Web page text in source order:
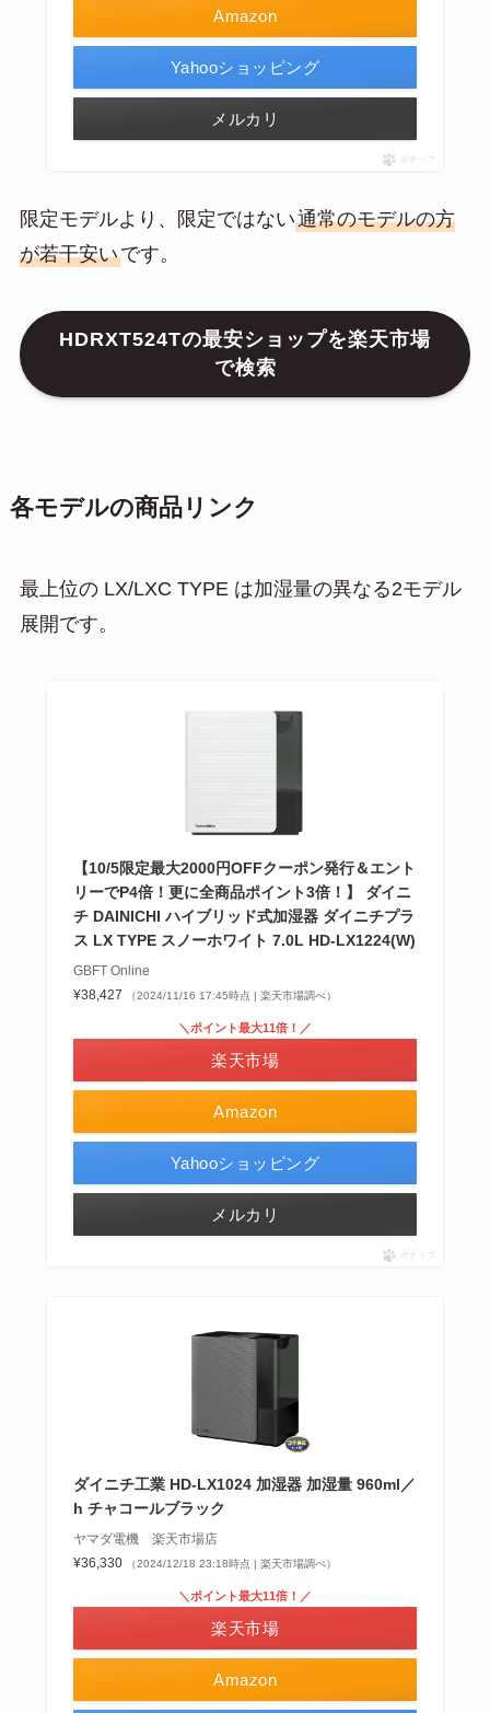
Amazon
Yahooショッピング
メルカリ
ポチップ
限定モデルより、限定ではない通常のモデルの方
が若干安いです。
HDRXT524Tの最安ショップを楽天市場
で検索
各モデルの商品リンク
最上位の LX/LXC TYPE は加湿量の異なる2モデル
展開です。
【10/5限定最大2000円OFFクーポン発行＆エント
リーでP4倍！更に全商品ポイント3倍！】 ダイニ
チ DAINICHI ハイブリッド式加湿器 ダイニチプラ
ス LX TYPE スノーホワイト 7.0L HD-LX1224(W)
GBFT Online
¥38,427
（2024/11/16 17:45時点 | 楽天市場調べ）
Amazon
＼ポイント最大11倍！／
楽天市場
Yahooショッピング
メルカリ
ポチップ
ダイニチ工業 HD-LX1024 加湿器 加湿量 960ml／
h チャコールブラック
ヤマダ電機 楽天市場店
¥36,330
（2024/12/18 23:18時点 | 楽天市場調べ）
Amazon
＼ポイント最大11倍！／
楽天市場